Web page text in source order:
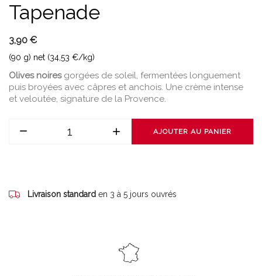
Tapenade
3,90 €
(90 g) net (34,53 €/kg)
Olives noiresgorgées de soleil, fermentées longuement
puis broyées avec câpres et anchois. Une crème intense
et veloutée, signature de la Provence.
AJOUTER AU PANIER
Livraison standard en 3 à 5 jours ouvrés